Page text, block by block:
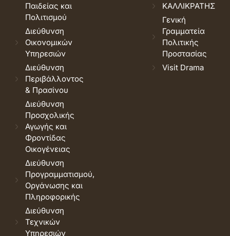
Παιδείας και
Πολιτισμού
Διεύθυνση
Οικονομικών
Υπηρεσιών
Διεύθυνση
Περιβάλλοντος
& Πρασίνου
Διεύθυνση
Προσχολικής
Αγωγής και
Φροντίδας
Οικογένειας
Διεύθυνση
Προγραμματισμού,
Οργάνωσης και
Πληροφορικής
Διεύθυνση
Τεχνικών
Υπηρεσιών
ΚΑΛΛΙΚΡΑΤΗΣ
Γενική
Γραμματεία
Πολιτικής
Προστασίας
Visit Drama